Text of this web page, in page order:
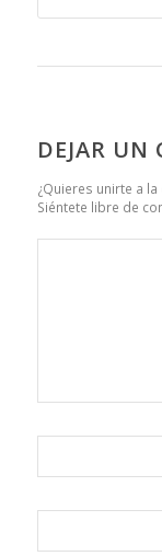
DEJAR UN
¿Quieres unirte a
Siéntete libre de